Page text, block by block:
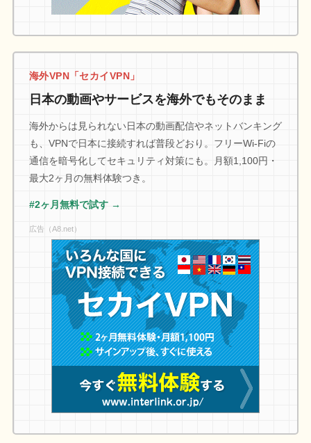
海外VPN「セカイVPN」
日本の動画やサービスを海外でもそのまま
海外からは見られない日本の動画配信やネットバンキング
も、VPNで日本に接続すれば普段どおり。フリーWi-Fiの
通信を暗号化してセキュリティ対策にも。月額1,100円・
最大2ヶ月の無料体験つき。
#2ヶ月無料で試す →
広告（A8.net）